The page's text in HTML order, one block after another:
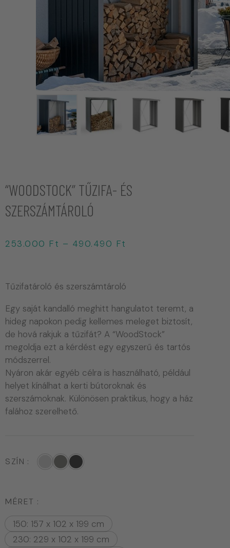
“WOODSTOCK” TŰZIFA- ÉS
SZERSZÁMTÁROLÓ
253.000 Ft – 490.490 Ft
Tűzifatároló és szerszámtároló
Egy saját kandalló meghitt hangulatot teremt, a
hideg napokon pedig kellemes meleget biztosít,
de hová rakjuk a tűzifát? A “WoodStock”
megoldja ezt a kérdést egy egyszerű és tartós
módszerrel.
Nyáron akár egyéb célra is használható, például
helyet kínálhat a kerti bútoroknak és
szerszámoknak. Különösen praktikus, hogy a ház
falához szerelhető.
SZÍN
MÉRET
150: 157 x 102 x 199 cm
230: 229 x 102 x 199 cm